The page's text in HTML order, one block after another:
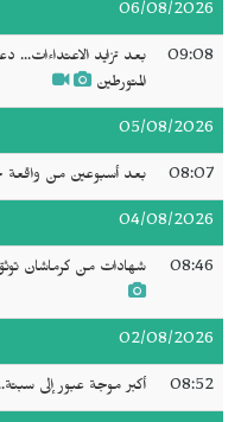
06/08/2026
09:08
بعد تزايد الاعتداءات...
المتورطين
05/08/2026
08:07 بعد أسبوعين من واقعة
04/08/2026
08:46 شهادات من كرماشان توثق
02/08/2026
08:52 أكبر موجة عبور إلى